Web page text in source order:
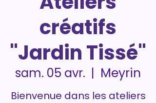
créatifs
"Jardin Tissé"
sam. 05 avr.
  |
Meyrin
Bienvenue dans les ateliers